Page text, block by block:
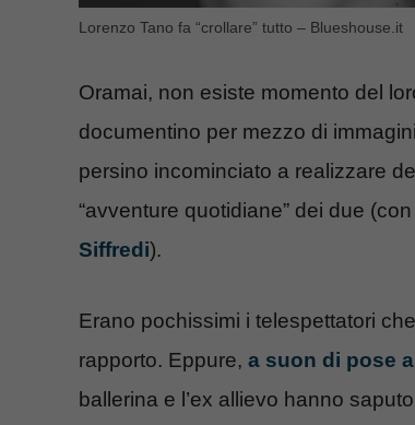
Lorenzo Tano fa “crollare” tutto – Blueshouse.it
Oramai, non esiste momento del
documentino per mezzo di
persino incominciato a realizzare
“avventure quotidiane” dei due
Siffredi).
Erano pochissimi i telespettatori
rapporto. Eppure, a suon di pose
ballerina e l’ex allievo hanno saputo